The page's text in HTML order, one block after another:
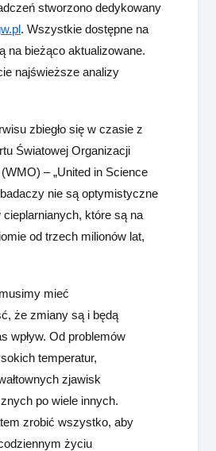
stworzono dedykowany
. Wszystkie dostępne na
na bieżąco aktualizowane.
najświeższe analizy
zbiegło się w czasie z
Światowej Organizacji
– „United in Science
nie są optymistyczne
które są na
od trzech milionów lat,
mieć
że zmiany są i będą
wpływ. Od problemów
temperatur,
zjawisk
po wiele innych.
zrobić wszystko, aby
życiu